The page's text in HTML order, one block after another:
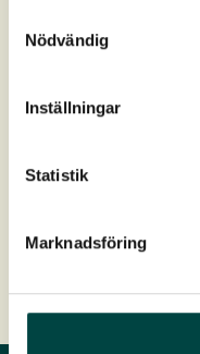
Nödvändig
Inställningar
Statistik
Marknadsföring
40 st